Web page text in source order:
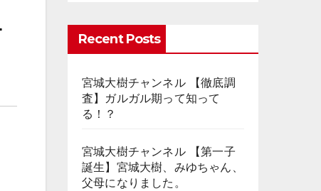
Recent Posts
宮城大樹チャンネル 【徹底調
査】ガルガル期って知って
る！？
宮城大樹チャンネル 【第一子
誕生】宮城大樹、みゆちゃん、
父母になりました。